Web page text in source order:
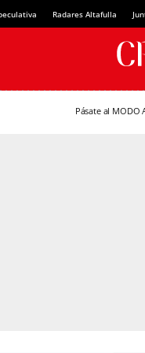
Radares Altafulla
Pásate al MODO